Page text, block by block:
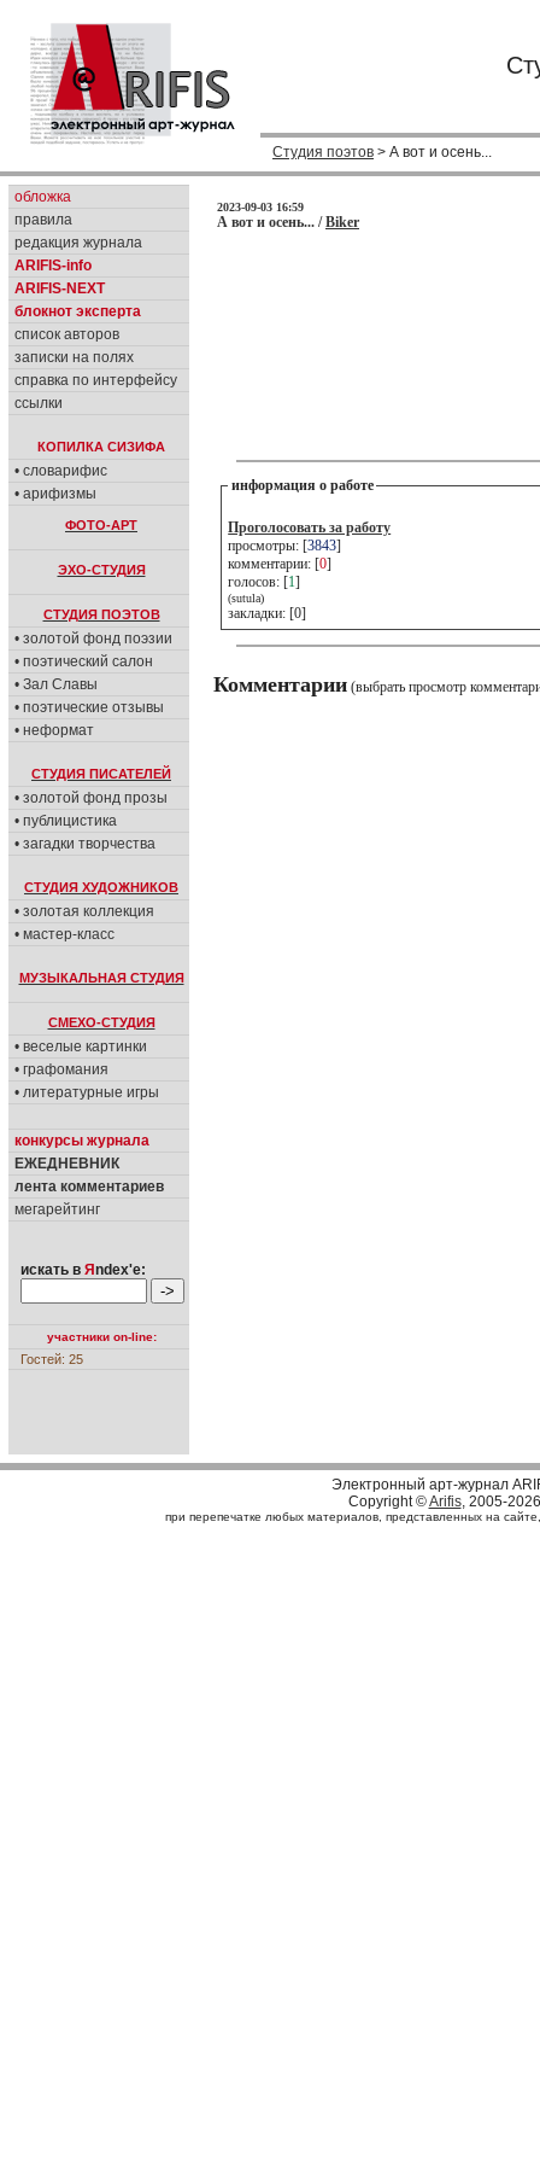
Студия поэтов > А вот и осень...
обложка
правила
редакция журнала
ARIFIS-info
ARIFIS-NEXT
блокнот эксперта
список авторов
записки на полях
справка по интерфейсу
ссылки
КОПИЛКА СИЗИФА
• словарифис
• арифизмы
ФОТО-АРТ
ЭХО-СТУДИЯ
СТУДИЯ ПОЭТОВ
• золотой фонд поэзии
• поэтический салон
• Зал Славы
• поэтические отзывы
• неформат
СТУДИЯ ПИСАТЕЛЕЙ
• золотой фонд прозы
• публицистика
• загадки творчества
СТУДИЯ ХУДОЖНИКОВ
• золотая коллекция
• мастер-класс
МУЗЫКАЛЬНАЯ СТУДИЯ
СМЕХО-СТУДИЯ
• веселые картинки
• графомания
• литературные игры
конкурсы журнала
ЕЖЕДНЕВНИК
лента комментариев
мегарейтинг
искать в Я ndex'е:
участники on-line:
Гостей: 25
2023-09-03 16:59
А вот и осень... /Biker
информация о работе
Проголосовать за работу
просмотры: [3843]
комментарии: [0]
голосов: [1]
(sutula)
закладки: [0]
Комментарии (выбрать просмотр
Электронный арт-журнал
Copyright ©Arifis, 2005-2026
при перепечатке любых материалов, представленных на